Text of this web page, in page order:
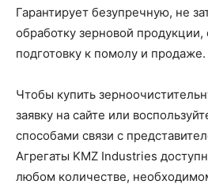
Гарантирует безупречную, не
обработку зерновой
подготовку к помолу и продаже.
Чтобы купить
заявку на сайте или
способами связи с
Агрегаты KMZ Industries
любом количестве,